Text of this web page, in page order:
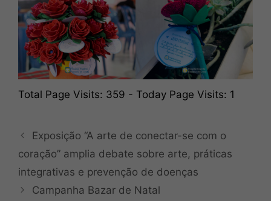
Total Page Visits: 359 - Today Page Visits: 1
Exposição “A arte de conectar-se com o
coração” amplia debate sobre arte, práticas
integrativas e prevenção de doenças
Campanha Bazar de Natal